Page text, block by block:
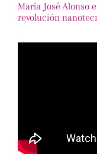
María José Alonso
revolución